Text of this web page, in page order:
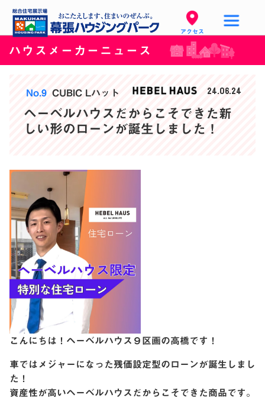
アクセス
ハウスメーカーニュース
No.9 CUBIC Lハット 24.06.24
ヘーベルハウスだからこそできた新
しい形のローンが誕生しました！
こんにちは！ヘーベルハウス９区画の高橋です！
車ではメジャーになった残価設定型のローンが誕生しまし
た！
資産性が高いヘーベルハウスだからこそできた商品です。